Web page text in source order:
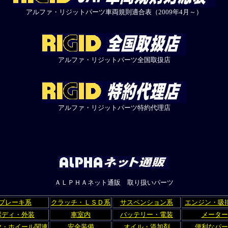
アルファ・リジットパーツ車両規則適合表（2009年4月～）
アルファ・リジットパーツ全国取扱店
アルファ・リジットパーツ特約代理店
ＡＬＰＨＡネット通販 取り扱いパーツ
レーキ系 クラッチ・ＬＳＤ系 サスペンション系
エンジン・吸
ディ・外装
車室内 バッテリー・電装
メーター